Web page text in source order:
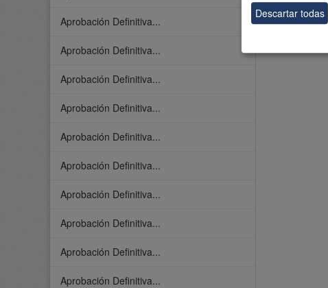
Aprobación Definitiva...
Aprobación Definitiva...
Aprobación Definitiva...
Aprobación Definitiva...
Aprobación Definitiva...
Aprobación Definitiva...
Aprobación Definitiva...
Aprobación Definitiva...
Aprobación Definitiva...
Aprobación Definitiva...
Descartar todas